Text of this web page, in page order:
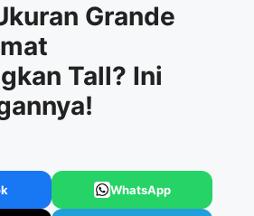
Grande
Tall? Ini
WhatsApp